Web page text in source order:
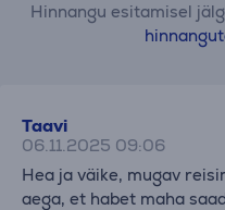
Hinnangu esitamisel
Taavi
06.11.2025 09:06
Hea ja väike, mugav
aega, et habet maha